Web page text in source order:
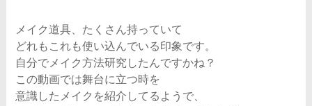
メイク道具、たくさん持っていて
どれもこれも使い込んでいる印象です。
自分でメイク方法研究したんですかね？
この動画では舞台に立つ時を
意識したメイクを紹介してるようで、